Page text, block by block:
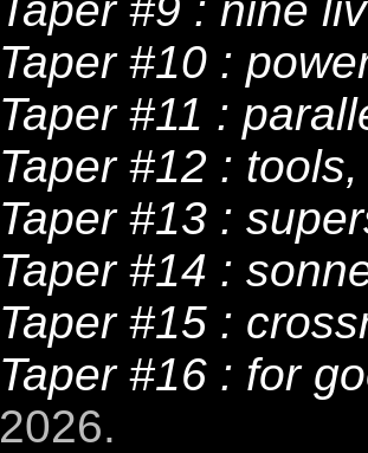
Taper #10 :
Taper #11 :
Taper #12 : tools,
Taper #13 :
Taper #14 :
Taper #15 :
Taper #16 : for
2026.